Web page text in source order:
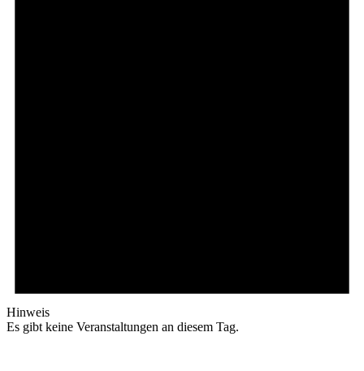
Hinweis
Es gibt keine Veranstaltungen an diesem Tag.